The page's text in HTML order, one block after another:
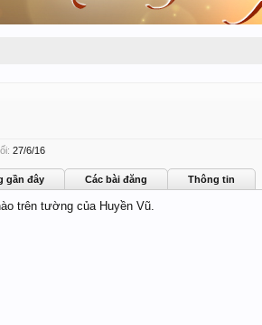
27/6/16
gần đây Các bài đăng Thông tin
trên tường của Huyền Vũ.